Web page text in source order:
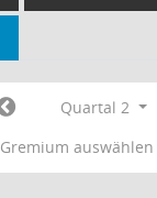
Quartal 2
Gremium auswählen